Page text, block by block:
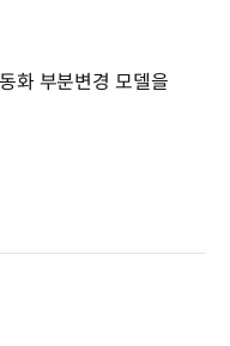
화 부분변경 모델을